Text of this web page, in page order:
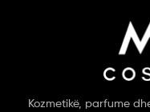
Kozmetikë, parfume